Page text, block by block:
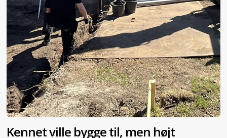
Kennet ville bygge til, men højt